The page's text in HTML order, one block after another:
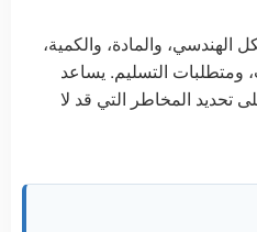
والمادة، والكمية،
ومتطلبات التسليم. يساعد
تحديد المخاطر التي قد لا